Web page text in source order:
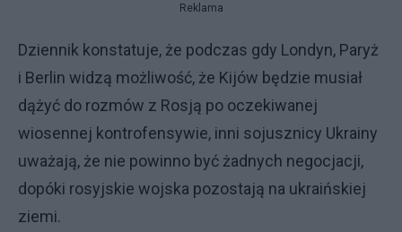
Reklama
Dziennik konstatuje, że podczas gdy Londyn, Paryż
i Berlin widzą możliwość, że Kijów będzie musiał
dążyć do rozmów z Rosją po oczekiwanej
wiosennej kontrofensywie, inni sojusznicy Ukrainy
uważają, że nie powinno być żadnych negocjacji,
dopóki rosyjskie wojska pozostają na ukraińskiej
ziemi.